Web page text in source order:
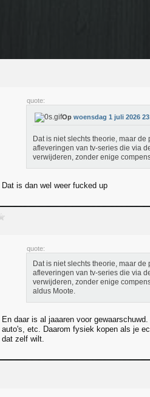
quote:
Op woensdag 1 juli 2026
Dat is niet slechts theorie, maar de
afleveringen van tv-series die via
verwijderen, zonder enige
Dat is dan wel weer fucked up
quote:
Dat is niet slechts theorie, maar de
afleveringen van tv-series die via
verwijderen, zonder enige
aldus Moote.
En daar is al jaaaren voor
auto's, etc. Daarom fysiek kopen als je
dat zelf wilt.